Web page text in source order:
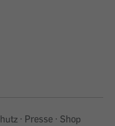
Presse
Shop